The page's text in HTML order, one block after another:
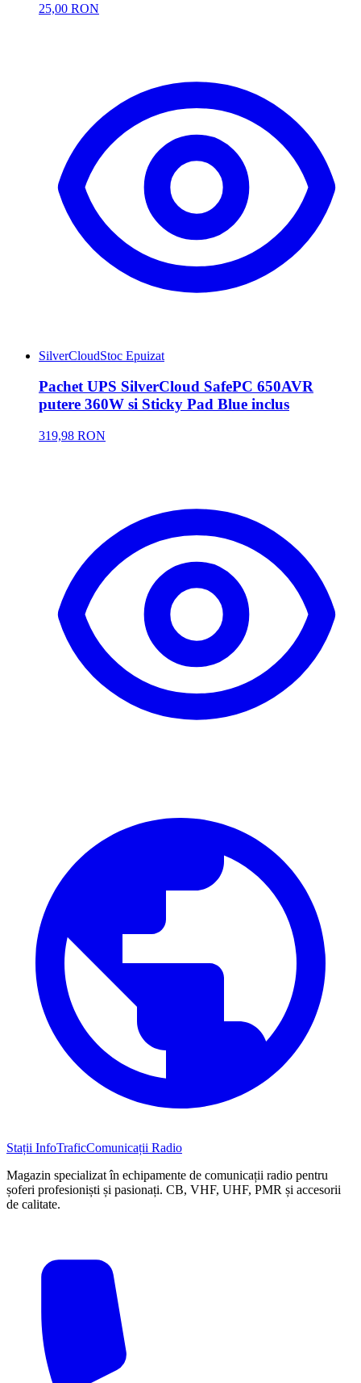
25,00 RON
SilverCloudStoc Epuizat
Pachet UPS SilverCloud SafePC 650AVR
putere 360W si Sticky Pad Blue inclus
319,98 RON
Stații InfoTraficComunicații Radio
Magazin specializat în echipamente de comunicații radio pentru
șoferi profesioniști și pasionați. CB, VHF, UHF, PMR și accesorii
de calitate.